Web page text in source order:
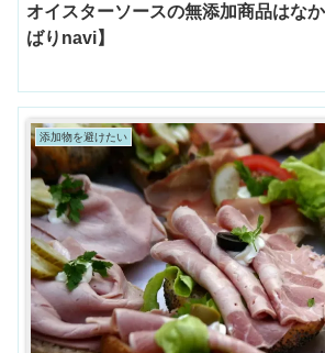
オイスターソースの無添加商品はな
ばりnavi】
添加物を避けたい